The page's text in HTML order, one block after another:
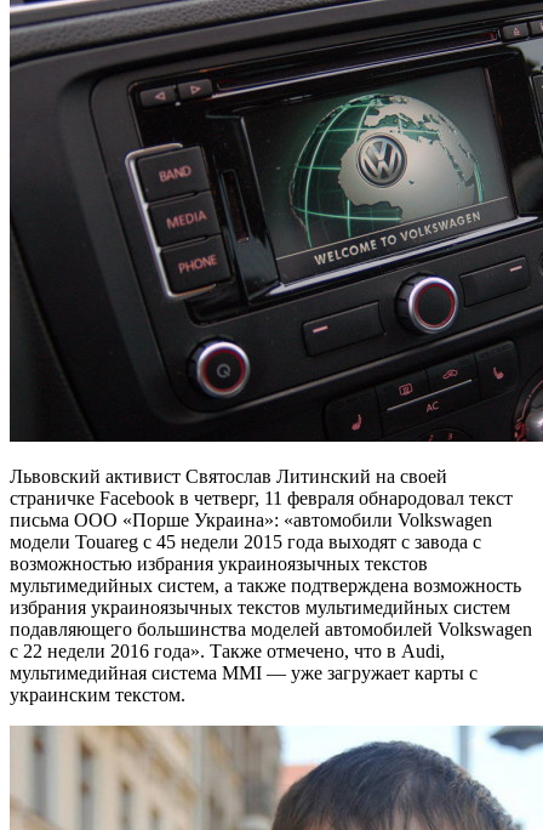
Львовский активист Святослав Литинский на своей
страничке Facebook в четверг, 11 февраля обнародовал текст
письма ООО «Порше Украина»: «автомобили Volkswagen
модели Touareg с 45 недели 2015 года выходят с завода с
возможностью избрания украиноязычных текстов
мультимедийных систем, а также подтверждена возможность
избрания украиноязычных текстов мультимедийных систем
подавляющего большинства моделей автомобилей Volkswagen
с 22 недели 2016 года». Также отмечено, что в Audi,
мультимедийная система ММI — уже загружает карты с
украинским текстом.